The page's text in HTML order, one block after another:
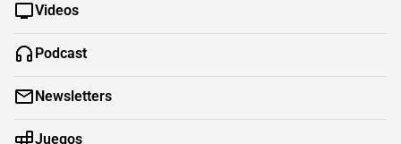
Videos
Podcast
Newsletters
Juegos